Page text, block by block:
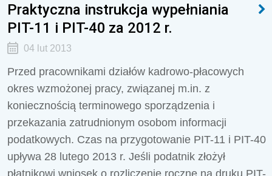
Praktyczna instrukcja wypełniania
PIT-11 i PIT-40 za 2012 r.
04 lut 2013
Przed pracownikami działów kadrowo-płacowych
okres wzmożonej pracy, związanej m.in. z
koniecznością terminowego sporządzenia i
przekazania zatrudnionym osobom informacji
podatkowych. Czas na przygotowanie PIT-11 i PIT-40
upływa 28 lutego 2013 r. Jeśli podatnik złożył
płatnikowi wniosek o rozliczenie roczne na druku PIT-